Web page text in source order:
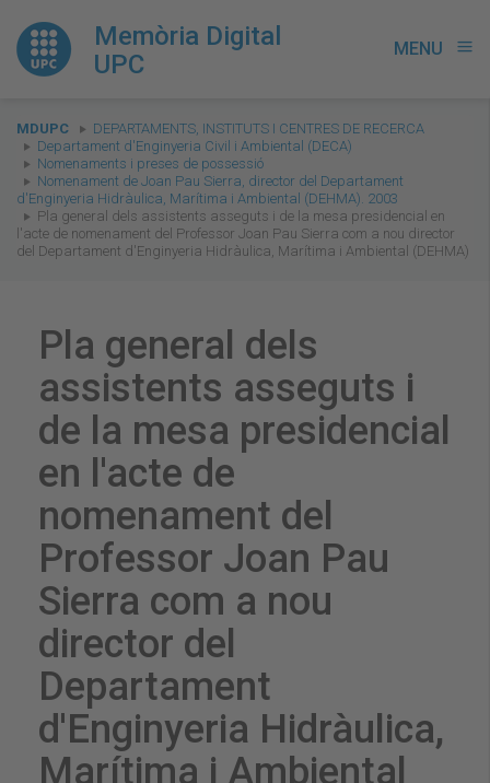
Memòria Digital
UPC
MENU menu
You
are
here:
MDUPC
DEPARTAMENTS, INSTITUTS I CENTRES DE RECERCA
Departament d'Enginyeria Civil i Ambiental (DECA)
Nomenaments i preses de possessió
Nomenament de Joan Pau Sierra, director del Departament
d'Enginyeria Hidràulica, Marítima i Ambiental (DEHMA). 2003
Pla general dels assistents asseguts i de la mesa presidencial en
l'acte de nomenament del Professor Joan Pau Sierra com a nou director
del Departament d'Enginyeria Hidràulica, Marítima i Ambiental (DEHMA)
Pla general dels
assistents asseguts i
de la mesa presidencial
en l'acte de
nomenament del
Professor Joan Pau
Sierra com a nou
director del
Departament
d'Enginyeria Hidràulica,
Marítima i Ambiental